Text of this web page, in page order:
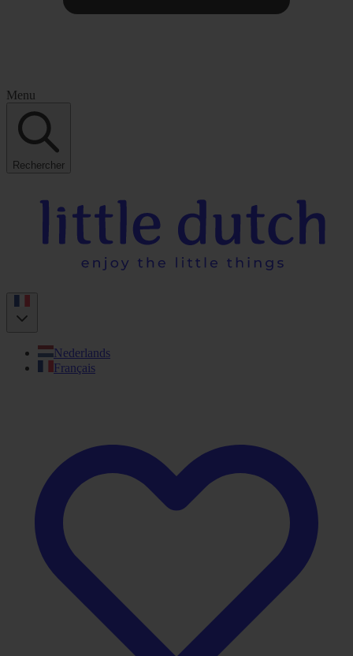
Menu
Rechercher
Nederlands
Français